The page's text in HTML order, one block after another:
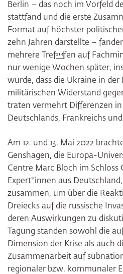
Berlin – das noch im Vorfeld
stattfand und die erste
Format auf höchster
zehn Jahren darstellte –
mehrere Treffen auf
nur wenige Wochen später,
wurde, dass die Ukraine in
militärischen Widerstand
traten vermehrt Differenzen in
Deutschlands, Frankreichs
Am 12. und 13. Mai 2022
Genshagen, die Europa-
Centre Marc Bloch im Schloss
Expert*innen aus
zusammen, um über die
Dreiecks auf die russische
deren Auswirkungen zu
Tagung standen sowohl die
Dimension der Krise als auch
Zusammenarbeit auf
regionaler bzw. kommunaler